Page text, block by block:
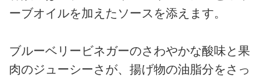
ーブオイルを加えたソースを添えます。
ブルーベリービネガーのさわやかな酸味と果
肉のジューシーさが、揚げ物の油脂分をさっ